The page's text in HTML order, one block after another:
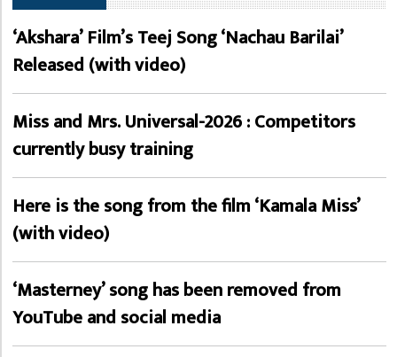
‘Akshara’ Film’s Teej Song ‘Nachau Barilai’
Released (with video)
Miss and Mrs. Universal-2026 : Competitors
currently busy training
Here is the song from the film ‘Kamala Miss’
(with video)
‘Masterney’ song has been removed from
YouTube and social media